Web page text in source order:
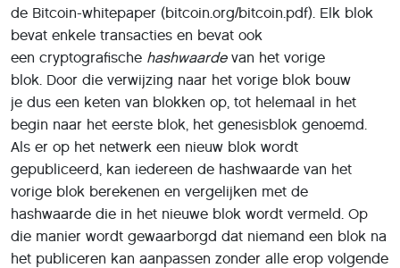
de Bitcoin-whitepaper (bitcoin.org/bitcoin.pdf). Elk blok
bevat enkele transacties en bevat ook
een cryptografische hashwaardevan het vorige
blok. Door die verwijzing naar het vorige blok bouw
je dus een keten van blokken op, tot helemaal in het
begin naar het eerste blok, het genesisblok genoemd.
Als er op het netwerk een nieuw blok wordt
gepubliceerd, kan iedereen de hashwaarde van het
vorige blok berekenen en vergelijken met de
hashwaarde die in het nieuwe blok wordt vermeld. Op
die manier wordt gewaarborgd dat niemand een blok na
het publiceren kan aanpassen zonder alle erop volgende